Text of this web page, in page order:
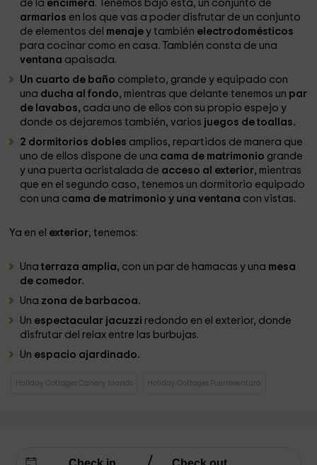
de la encimera. Tenemos bajo ésta, un conjunto de
armarios en los que vas a poder disfrutar de un conjunto
de elementos del menajey también electrodomésticos
para cocinar como en casa. También consta de una
ventana apaisada.
Un cuarto de baño completo, grande y equipado con
una ducha al fondo, mientras que delante tenemos un par
de lavabos, cada uno de ellos con su propio espejo y
donde os dejaremos también, varios juegos de toallas.
2 dormitorios dobles amplios, repartidos de manera que
uno de ellos dispone de una cama de matrimonio grande
y una puerta acristalada de acceso al exterior, mientras
que en el segundo caso, tenemos un dormitorio equipado
con una cama de matrimonio y una ventana con vistas.
Ya en el exterior, tenemos:
Una terraza amplia, con un par de hamacas y una mesa
de comedor.
Una zona de barbacoa.
Un espectacular jacuzzi redondo en el exterior, donde
disfrutar del relax entre las burbujas.
Un espacio ajardinado.
Holiday Cottages Canary Islands Holiday Cottages Fuerteventura